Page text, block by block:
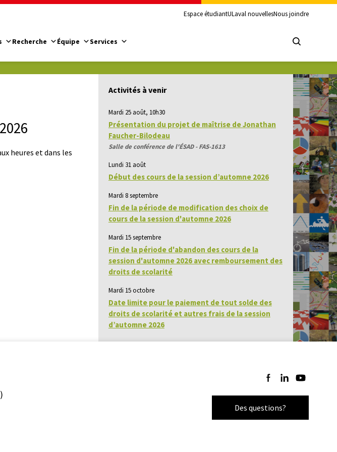
Espace étudiantULaval nouvellesNous joindre
Recherche Équipe Services
heures et dans les
Activités à venir
Mardi 25 août, 10h30
Présentation du projet de maîtrise de Jonathan
Faucher-Bilodeau
Salle de conférence de l'ÉSAD - FAS-1613
Lundi 31 août
Début des cours de la session d’automne 2026
Mardi 8 septembre
Fin de la période de modification des choix de
cours de la session d'automne 2026
Mardi 15 septembre
Fin de la période d'abandon des cours de la
session d'automne 2026 avec remboursement des
droits de scolarité
Mardi 15 octobre
Date limite pour le paiement de tout solde des
droits de scolarité et autres frais de la session
d’automne 2026
Suivez-nous sur
Suivez-nous sur
Suivez-nous
Des questions?